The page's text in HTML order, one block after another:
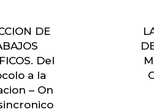
DE
Del
a la
– On